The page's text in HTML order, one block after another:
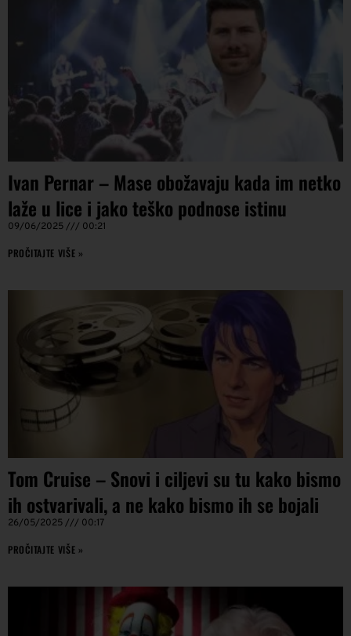
Ivan Pernar – Mase obožavaju kada im netko
laže u lice i jako teško podnose istinu
09/06/2025 00:21
PROČITAJTE VIŠE »
Tom Cruise – Snovi i ciljevi su tu kako bismo
ih ostvarivali, a ne kako bismo ih se bojali
26/05/2025 00:17
PROČITAJTE VIŠE »